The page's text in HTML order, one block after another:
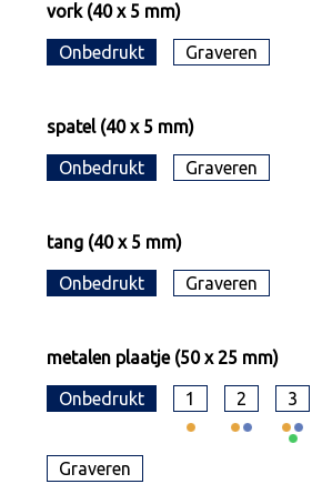
vork (40 x 5 mm)
Onbedrukt Graveren
spatel (40 x 5 mm)
Onbedrukt Graveren
tang (40 x 5 mm)
Onbedrukt Graveren
metalen plaatje (50 x 25 mm)
Onbedrukt 1 2 3
Graveren